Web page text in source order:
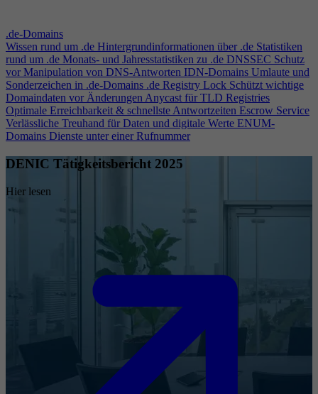
.de-Domains
Wissen rund um .de Hintergrundinformationen über .de Statistiken
rund um .de Monats- und Jahresstatistiken zu .de DNSSEC Schutz
vor Manipulation von DNS-Antworten IDN-Domains Umlaute und
Sonderzeichen in .de-Domains .de Registry Lock Schützt wichtige
Domaindaten vor ÄnderungenAnycast für TLD Registries
Optimale Erreichbarkeit & schnellste Antwortzeiten Escrow Service
Verlässliche Treuhand für Daten und digitale Werte ENUM-
Domains Dienste unter einer Rufnummer
DENIC Tätigkeitsbericht 2025
Hier lesen